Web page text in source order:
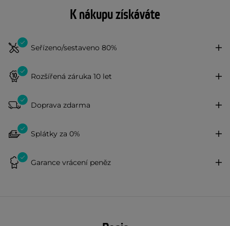
K nákupu získáváte
Seřízeno/sestaveno 80%
Rozšířená záruka 10 let
Doprava zdarma
Splátky za 0%
Garance vrácení peněz